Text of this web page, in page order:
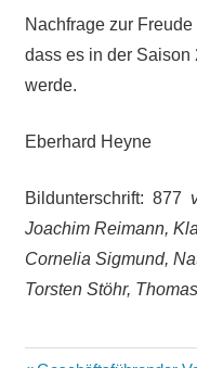
Nachfrage zur
dass es in der Saison
werde.
Eberhard Heyne
Bildunterschrift: 877
Joachim Reimann,
Cornelia Sigmund,
Torsten Stöhr,